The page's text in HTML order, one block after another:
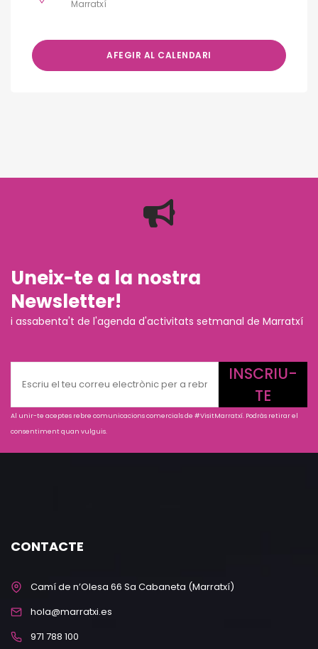
Marratxí
AFEGIR AL CALENDARI
Uneix-te a la nostra
Newsletter!
i assabenta't de l'agenda d'activitats setmanal de Marratxí
INSCRIU-
TE
Al unir-te aceptes rebre comunicacions comercials de #VisitMarratxí. Podràs retirar el
consentiment quan vulguis.
CONTACTE
Camí de n’Olesa 66 Sa Cabaneta (Marratxí)
hola@marratxi.es
971 788 100